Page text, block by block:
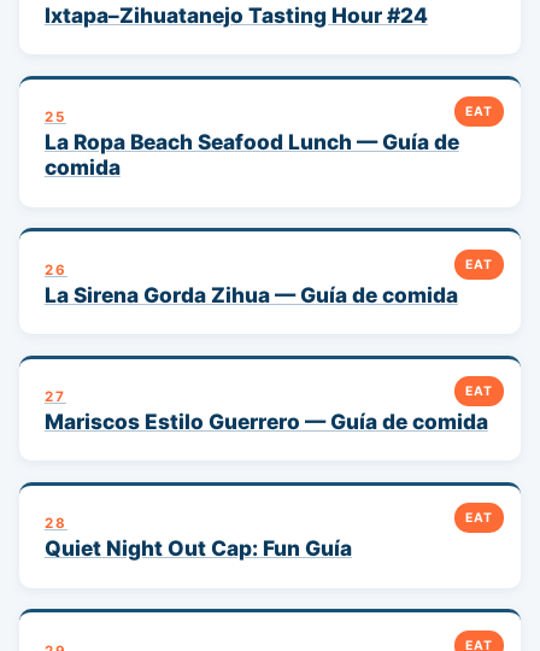
Ixtapa–Zihuatanejo Tasting Hour #24
EAT
25
La Ropa Beach Seafood Lunch — Guía de
comida
EAT
26
La Sirena Gorda Zihua — Guía de comida
EAT
27
Mariscos Estilo Guerrero — Guía de comida
EAT
28
Quiet Night Out Cap: Fun Guía
EAT